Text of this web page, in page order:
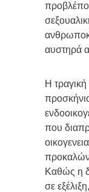
αυστηρά
Η
που
Καθώς η
σε